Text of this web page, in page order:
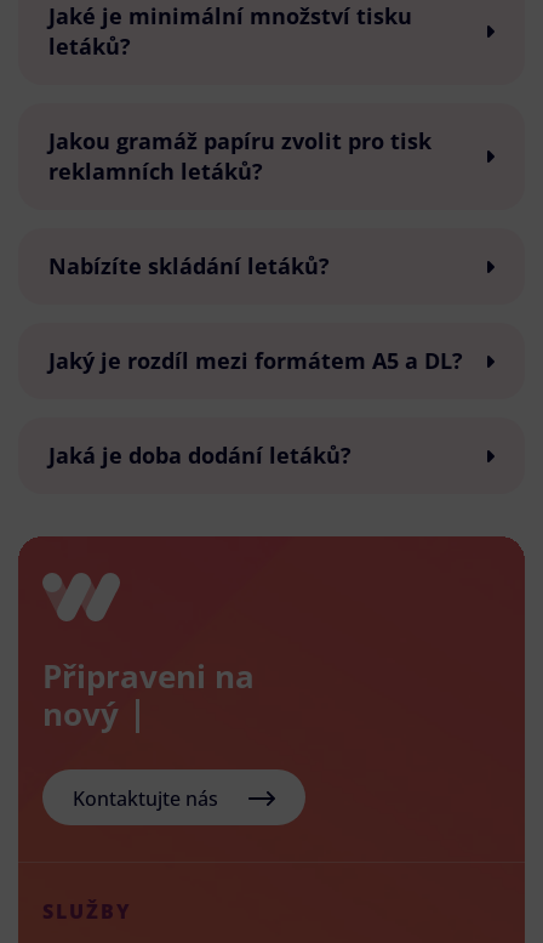
Jaké je minimální množství tisku
letáků?
Jakou gramáž papíru zvolit pro tisk
reklamních letáků?
Nabízíte skládání letáků?
Jaký je rozdíl mezi formátem A5 a DL?
Jaká je doba dodání letáků?
Připraveni na
nový e-shop
Kontaktujte nás
SLUŽBY